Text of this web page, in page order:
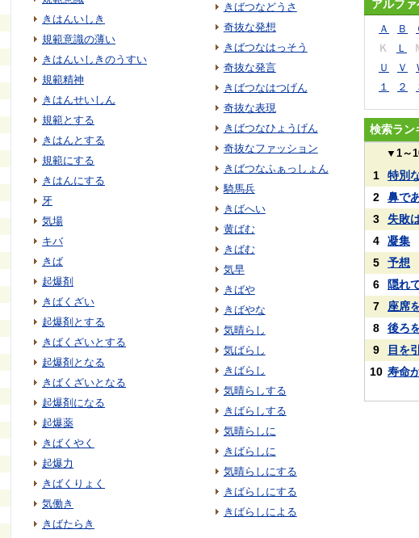
きはんいしき
規範意識の薄い
きはんいしきのうすい
規範精神
きはんせいしん
規範とする
きはんとする
規範にする
きはんにする
牙
気場
キバ
きば
起爆剤
きばくざい
起爆剤とする
きばくざいとする
起爆剤となる
きばくざいとなる
起爆剤になる
起爆薬
きばくやく
起爆力
きばくりょく
気働き
きばたらき
きばつなどうさ
奇抜な発想
きばつなはっそう
奇抜な発言
きばつなはつげん
奇抜な表現
きばつなひょうげん
奇抜なファッション
きばつなふぁっしょん
騎馬兵
きばへい
黄ばむ
きばむ
気早
きばや
きばやな
気晴らし
気ばらし
きばらし
気晴らしする
きばらしする
気晴らしに
きばらしに
気晴らしにする
きばらしにする
きばらしによる
アルフ
Ａ Ｂ
Ｋ
Ｌ
Ｕ
Ｖ
１
２
検索ラン
▼ 1～
1
特別
2
鼻で
3
失敗
4
凝集
5
予想
6
隠れ
7
座席
8
後ろ
9
目を
10 寿命